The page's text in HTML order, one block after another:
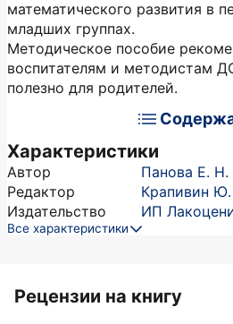
математического развития в
младших группах.
Методическое пособие
воспитателям и методистам
полезно для родителей.
Характеристики
Автор
Панова Е. Н.
Редактор
Крапивин
Издательство
ИП
Все характеристики
Рецензии на книгу